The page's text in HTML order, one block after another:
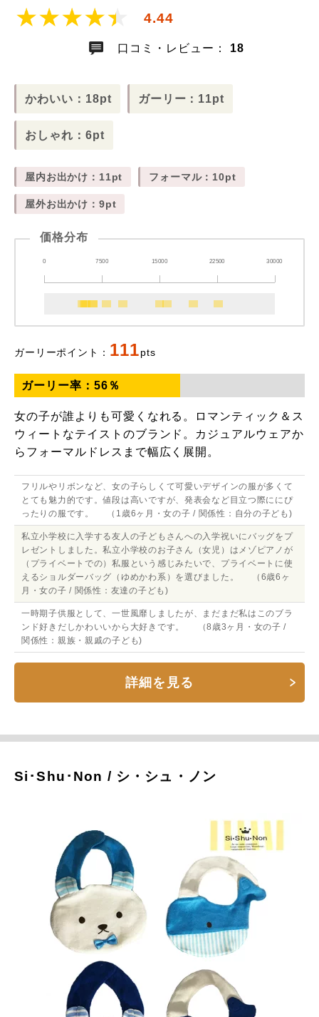
4.44
口コミ・レビュー： 18
かわいい：18pt ガーリー：11pt
おしゃれ：6pt
屋内お出かけ：11pt フォーマル：10pt
屋外お出かけ：9pt
価格分布
0 7500 15000 22500 30000
ガーリーポイント： 111pts
ガーリー率： 56 ％
女の子が誰よりも可愛くなれる。ロマンティック＆ス
ウィートなテイストのブランド。カジュアルウェアか
らフォーマルドレスまで幅広く展開。
フリルやリボンなど、女の子らしくて可愛いデザインの服が多くて
とても魅力的です。値段は高いですが、発表会など目立つ際ににぴ
ったりの服です。 （1歳6ヶ月・女の子 / 関係性：自分の子ども)
私立小学校に入学する友人の子どもさんへの入学祝いにバッグをプ
レゼントしました。私立小学校のお子さん（女児）はメゾピアノが
（プライベートでの）私服という感じみたいで、プライベートに使
えるショルダーバッグ（ゆめかわ系）を選びました。 （6歳6ヶ
月・女の子 / 関係性：友達の子ども)
一時期子供服として、一世風靡しましたが、まだまだ私はこのブラ
ンド好きだしかわいいから大好きです。 （8歳3ヶ月・女の子 /
関係性：親族・親戚の子ども)
詳細を見る
Si･Shu･Non / シ・シュ・ノン